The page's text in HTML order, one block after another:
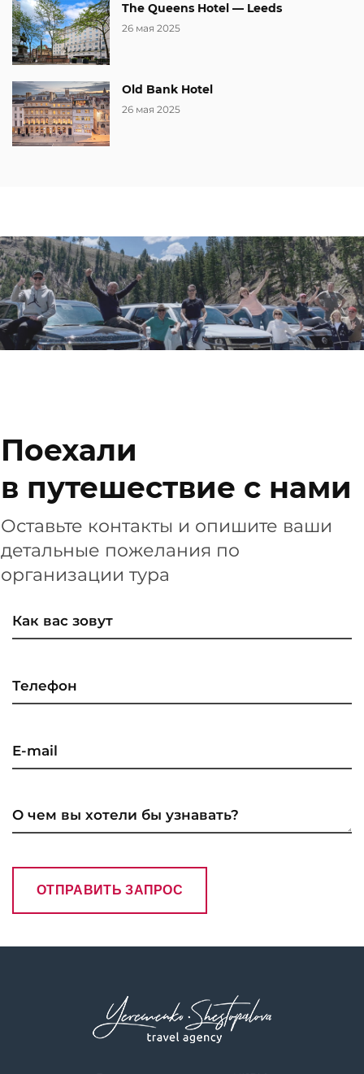
The Queens Hotel — Leeds
26 мая 2025
Old Bank Hotel
26 мая 2025
Поехали
в путешествие с нами
Оставьте контакты и опишите ваши
детальные пожелания по
организации тура